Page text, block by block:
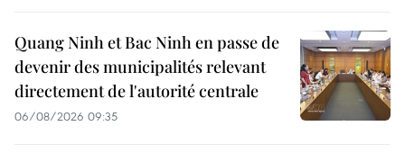
Quang Ninh et Bac Ninh en passe de
devenir des municipalités relevant
directement de l'autorité centrale
06/08/2026 09:35